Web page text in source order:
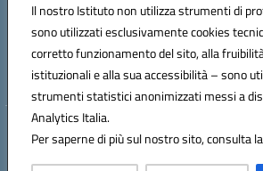
Il nostro Istituto non utilizza strumenti di
sono utilizzati esclusivamente cookies
corretto funzionamento del sito, alla
istituzionali e alla sua accessibilità – sono
strumenti statistici anonimizzati messi a
Analytics Italia.
Per saperne di più sul nostro sito, consulta
Codice fiscale: 84000710792
Codice meccanografico:
CZIC869004
Codice unico di fatturazione (CUF): UFKGA0
Hosting & Powered by 3D
Concept & Design by